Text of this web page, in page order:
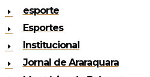
esporte
Esportes
Institucional
Jornal de Araraquara